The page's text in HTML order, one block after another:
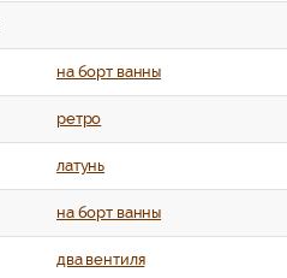
на борт ванны
ретро
латунь
на борт ванны
два вентиля